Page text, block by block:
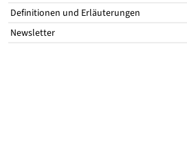
Definitionen und Erläuterungen
Newsletter